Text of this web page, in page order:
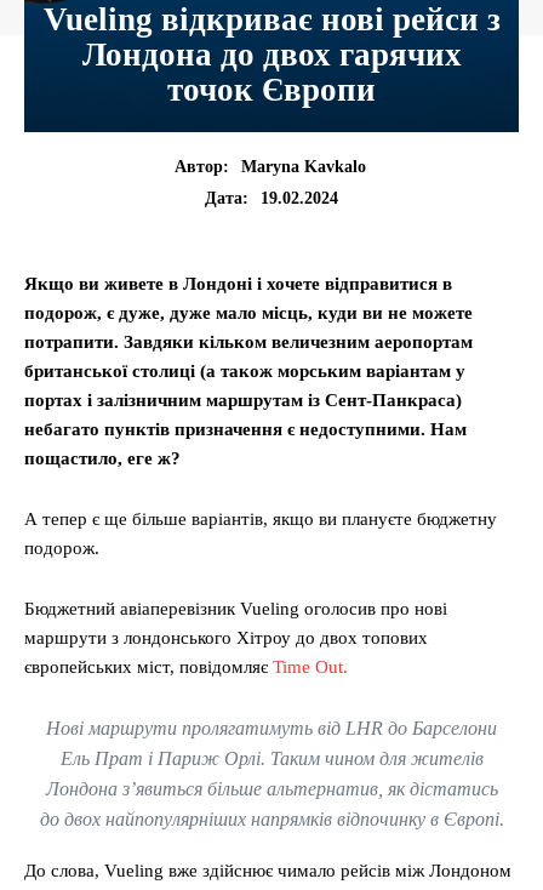
Vueling відкриває нові рейси з
Лондона до двох гарячих
точок Європи
Автор:
Maryna Kavkalo
Дата:
19.02.2024
Якщо ви живете в Лондоні і хочете відправитися в
подорож, є дуже, дуже мало місць, куди ви не можете
потрапити. Завдяки кільком величезним аеропортам
британської столиці (а також морським варіантам у
портах і залізничним маршрутам із Сент-Панкраса)
небагато пунктів призначення є недоступними. Нам
пощастило, еге ж?
А тепер є ще більше варіантів, якщо ви плануєте бюджетну
подорож.
Бюджетний авіаперевізник Vueling оголосив про нові
маршрути з лондонського Хітроу до двох топових
європейських міст, повідомляєTime Out.
Нові маршрути пролягатимуть від LHR до Барселони
Ель Прат і Париж Орлі. Таким чином для жителів
Лондона з’явиться більше альтернатив, як дістатись
до двох найпопулярніших напрямків відпочинку в Європі.
До слова, Vueling вже здійснює чимало рейсів між Лондоном